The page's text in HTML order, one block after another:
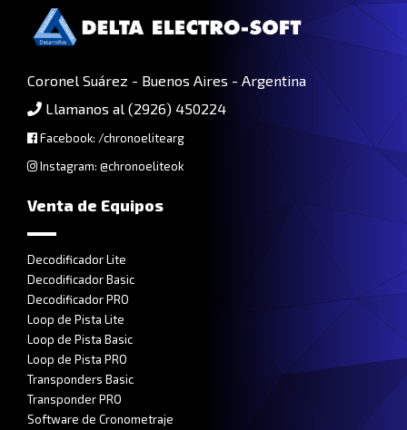
Coronel Suárez - Buenos Aires - Argentina
Llamanos al (2926) 450224
Facebook: /chronoelitearg
Instagram: @chronoeliteok
Venta de Equipos
Decodificador Lite
Decodificador Basic
Decodificador PRO
Loop de Pista Lite
Loop de Pista Basic
Loop de Pista PRO
Transponders Basic
Transponder PRO
Software de Cronometraje